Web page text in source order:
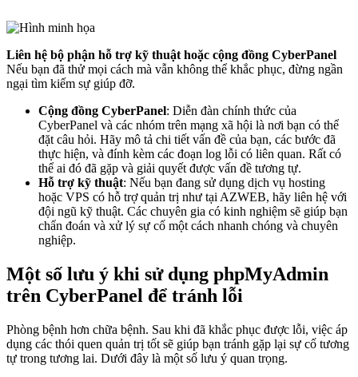
Liên hệ bộ phận hỗ trợ kỹ thuật hoặc cộng đồng CyberPanel
Nếu bạn đã thử mọi cách mà vẫn không thể khắc phục, đừng ngần
ngại tìm kiếm sự giúp đỡ.
Cộng đồng CyberPanel: Diễn đàn chính thức của
CyberPanel và các nhóm trên mạng xã hội là nơi bạn có thể
đặt câu hỏi. Hãy mô tả chi tiết vấn đề của bạn, các bước đã
thực hiện, và đính kèm các đoạn log lỗi có liên quan. Rất có
thể ai đó đã gặp và giải quyết được vấn đề tương tự.
Hỗ trợ kỹ thuật: Nếu bạn đang sử dụng dịch vụ hosting
hoặc VPS có hỗ trợ quản trị như tại AZWEB, hãy liên hệ với
đội ngũ kỹ thuật. Các chuyên gia có kinh nghiệm sẽ giúp bạn
chẩn đoán và xử lý sự cố một cách nhanh chóng và chuyên
nghiệp.
Một số lưu ý khi sử dụng phpMyAdmin
trên CyberPanel để tránh lỗi
Phòng bệnh hơn chữa bệnh. Sau khi đã khắc phục được lỗi, việc áp
dụng các thói quen quản trị tốt sẽ giúp bạn tránh gặp lại sự cố tương
tự trong tương lai. Dưới đây là một số lưu ý quan trọng.